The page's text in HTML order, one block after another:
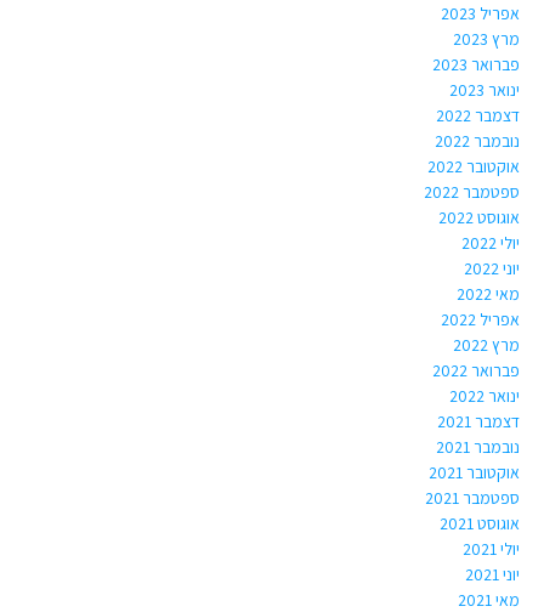
אפריל 2023
מרץ 2023
פברואר 2023
ינואר 2023
דצמבר 2022
נובמבר 2022
אוקטובר 2022
ספטמבר 2022
אוגוסט 2022
יולי 2022
יוני 2022
מאי 2022
אפריל 2022
מרץ 2022
פברואר 2022
ינואר 2022
דצמבר 2021
נובמבר 2021
אוקטובר 2021
ספטמבר 2021
אוגוסט 2021
יולי 2021
יוני 2021
מאי 2021